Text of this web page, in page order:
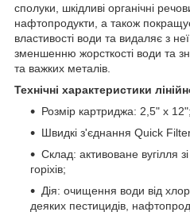
сполуки, шкідливі органічні
нафтопродукти, а також
властивості води та видаляє з
зменшенню жорсткості води та
та важких металів.
Технічні характеристики
Розмір картриджа: 2,5" x 12";
Швидкі з'єднання Quick
Склад: активоване вугілля
горіхів;
Дія: очищення води від
деяких пестицидів,